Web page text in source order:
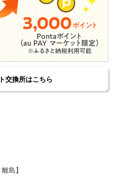
交換所はこちら
島】